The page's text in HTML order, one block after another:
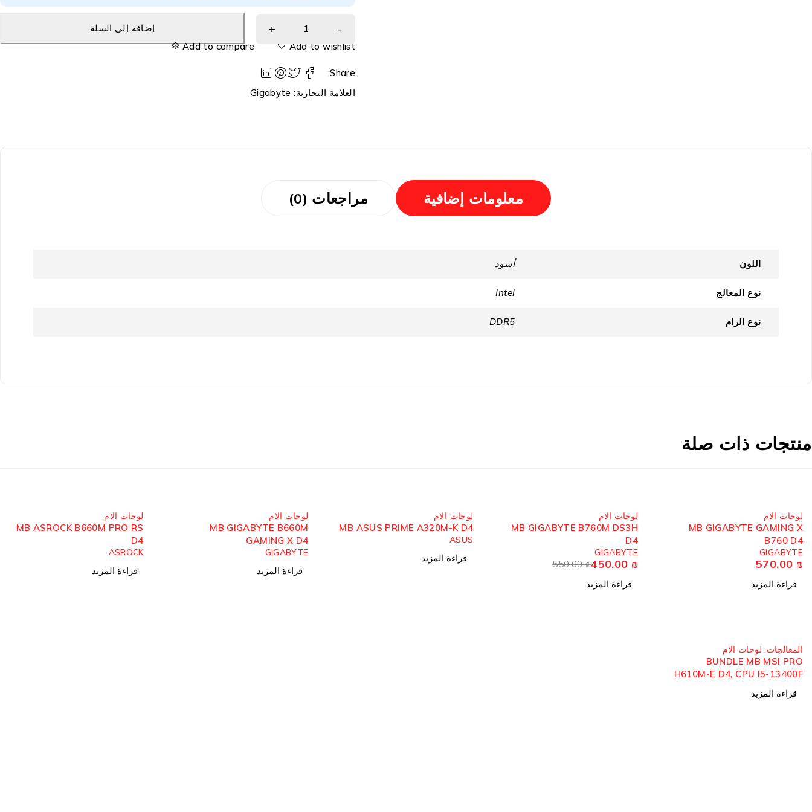
إضافة إلى السلة
Add to wishlist
Add to compare
Share:
العلامة التجارية: Gigabyte
معلومات إضافية مراجعات (0)
اللون أسود
نوع المعالج Intel
نوع الرام DDR5
منتجات ذات صلة
لوحات الام
MB GIGABYTE GAMING X
B760 D4
GIGABYTE
570.00 ₪
قراءة المزيد
لوحات الام
MB GIGABYTE B760M DS3H
D4
GIGABYTE
550.00₪450.00 ₪
قراءة المزيد
لوحات الام
MB ASUS PRIME A320M-K D4
ASUS
قراءة المزيد
لوحات الام
MB GIGABYTE B660M
GAMING X D4
GIGABYTE
قراءة المزيد
لوحات الام
MB ASROCK B660M PRO RS
D4
ASROCK
قراءة المزيد
المعالجات لوحات الام
BUNDLE MB MSI PRO
H610M-E D4, CPU I5-13400F
قراءة المزيد